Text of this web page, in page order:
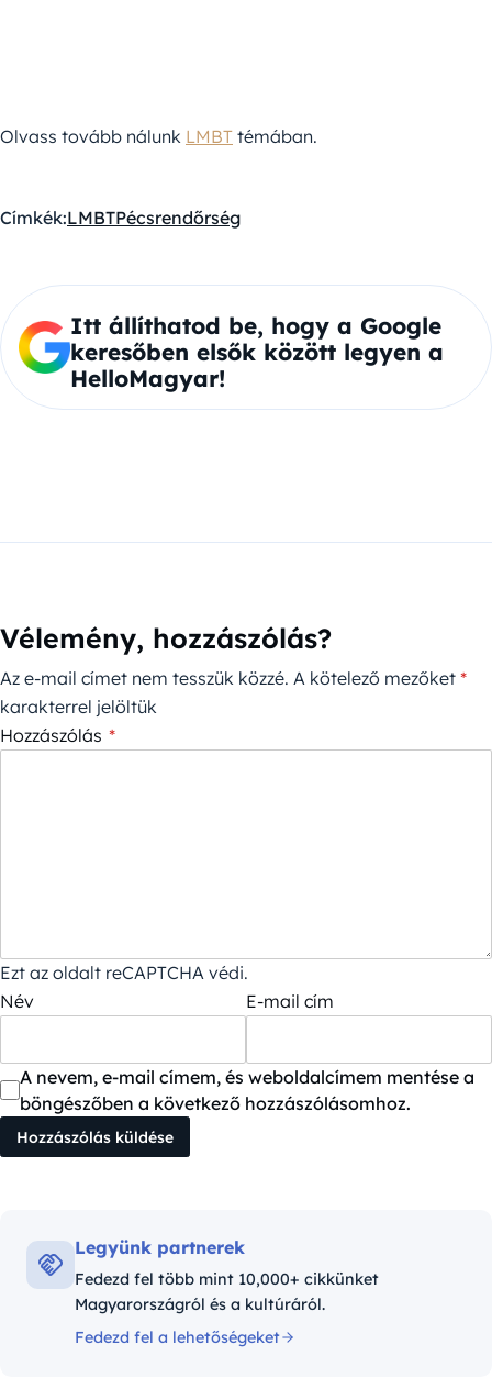
Olvass tovább nálunk LMBT témában.
Címkék:LMBTPécsrendőrség
Itt állíthatod be, hogy a Google
keresőben elsők között legyen a
HelloMagyar!
Vélemény, hozzászólás?
Az e-mail címet nem tesszük közzé. A kötelező mezőket *
karakterrel jelöltük
Hozzászólás *
Ezt az oldalt reCAPTCHA védi.
Név
E-mail cím
A nevem, e-mail címem, és weboldalcímem mentése a
böngészőben a következő hozzászólásomhoz.
Legyünk partnerek
Fedezd fel több mint 10,000+ cikkünket
Magyarországról és a kultúráról.
Fedezd fel a lehetőségeket